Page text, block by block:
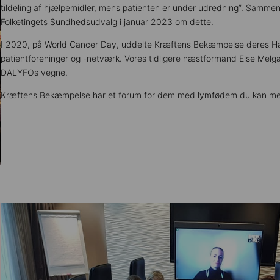
tildeling af hjælpemidler, mens patienten er under udredning”.
Folketingets Sundhedsudvalg i januar 2023 om dette.
I 2020, på World Cancer Day, uddelte Kræftens Bekæmpelse deres
patientforeninger og -netværk. Vores tidligere næstformand Else
DALYFOs vegne.
Kræftens Bekæmpelse har et forum for dem med lymfødem du kan